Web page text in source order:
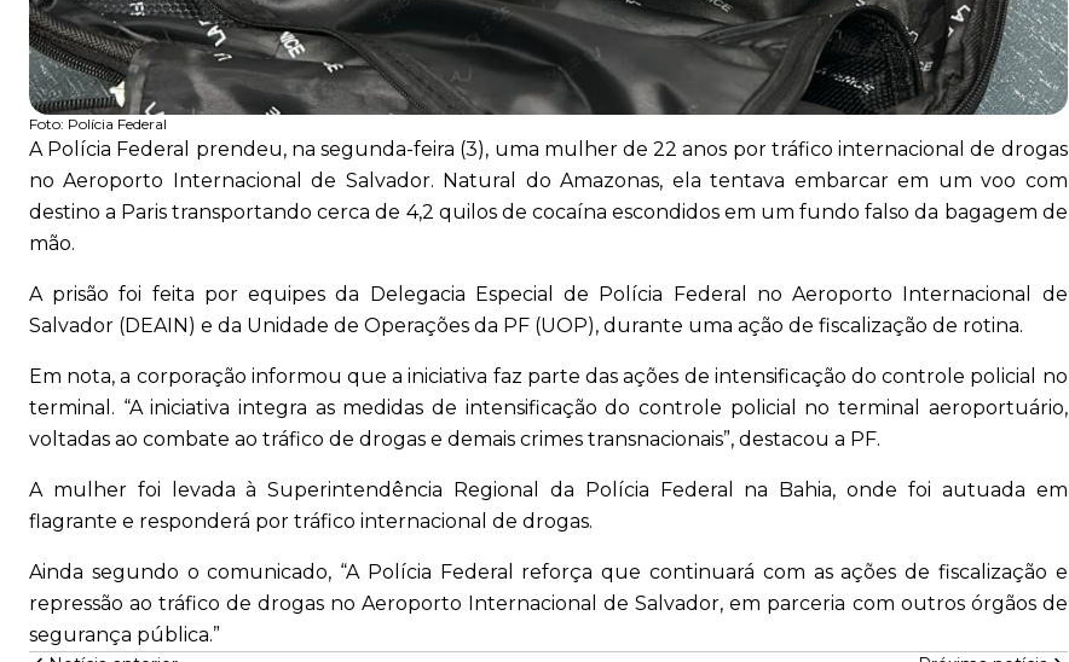
Foto: Polícia Federal
A Polícia Federal prendeu, na segunda-feira (3), uma mulher de 22 anos por tráfico internacional de drogas
no Aeroporto Internacional de Salvador. Natural do Amazonas, ela tentava embarcar em um voo com
destino a Paris transportando cerca de 4,2 quilos de cocaína escondidos em um fundo falso da bagagem de
mão.
A prisão foi feita por equipes da Delegacia Especial de Polícia Federal no Aeroporto Internacional de
Salvador (DEAIN) e da Unidade de Operações da PF (UOP), durante uma ação de fiscalização de rotina.
Em nota, a corporação informou que a iniciativa faz parte das ações de intensificação do controle policial no
terminal. “A iniciativa integra as medidas de intensificação do controle policial no terminal aeroportuário,
voltadas ao combate ao tráfico de drogas e demais crimes transnacionais”, destacou a PF.
A mulher foi levada à Superintendência Regional da Polícia Federal na Bahia, onde foi autuada em
flagrante e responderá por tráfico internacional de drogas.
Ainda segundo o comunicado, “A Polícia Federal reforça que continuará com as ações de fiscalização e
repressão ao tráfico de drogas no Aeroporto Internacional de Salvador, em parceria com outros órgãos de
segurança pública.”